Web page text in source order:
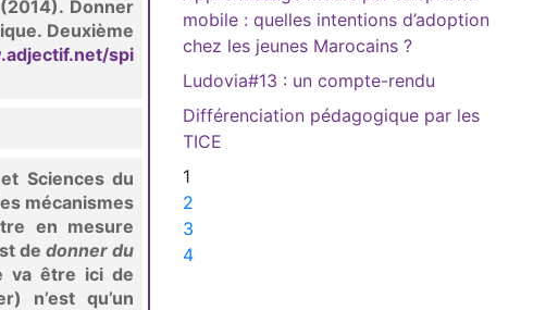
Donner
Deuxième
spi
Sciences du
mécanismes
en mesure
dedonner du
va être ici de
n’est qu’un
mobile : quelles intentions d’adoption
chez les jeunes Marocains ?
Ludovia#13 : un compte-rendu
Différenciation pédagogique par les
TICE
1
2
3
4